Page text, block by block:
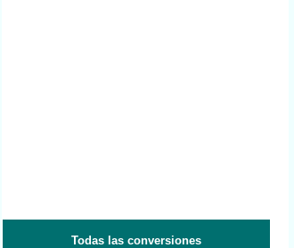
Todas las conversiones